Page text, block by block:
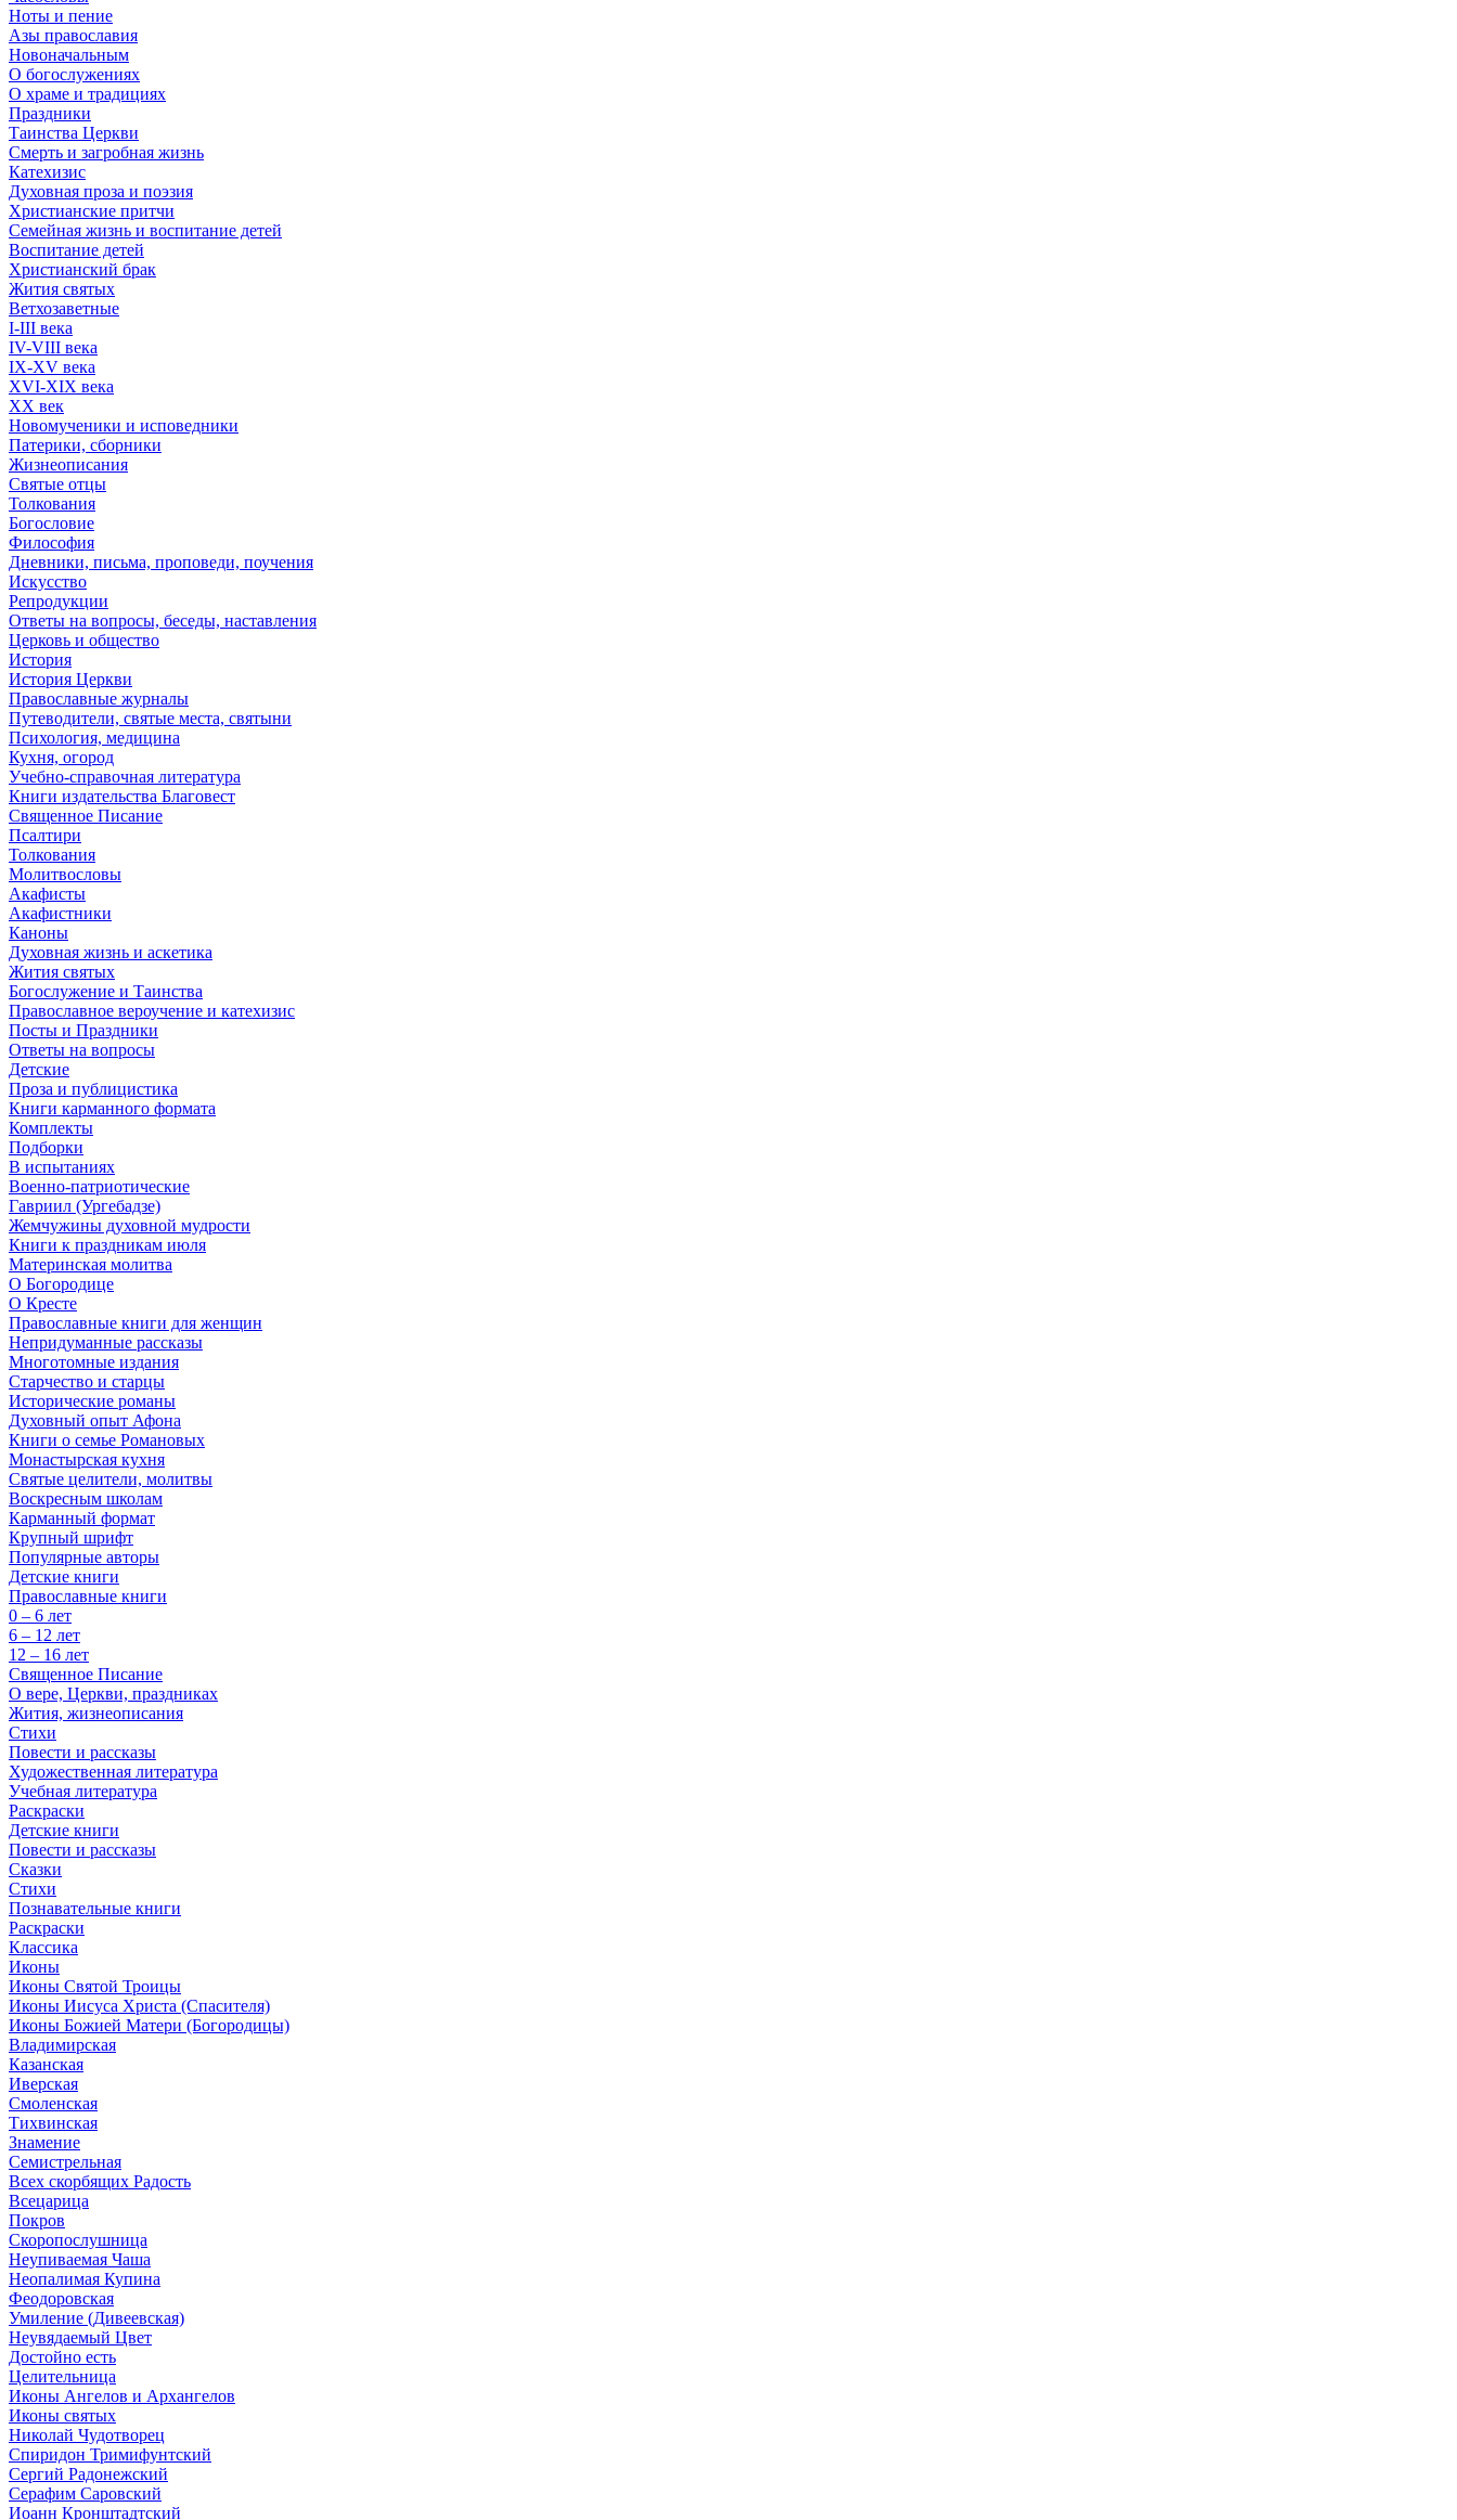
Ноты и пение
Азы православия
Новоначальным
О богослужениях
О храме и традициях
Праздники
Таинства Церкви
Смерть и загробная жизнь
Катехизис
Духовная проза и поэзия
Христианские притчи
Семейная жизнь и воспитание детей
Воспитание детей
Христианский брак
Жития святых
Ветхозаветные
I-III века
IV-VIII века
IX-XV века
XVI-XIX века
XX век
Новомученики и исповедники
Патерики, сборники
Жизнеописания
Святые отцы
Толкования
Богословие
Философия
Дневники, письма, проповеди, поучения
Искусство
Репродукции
Ответы на вопросы, беседы, наставления
Церковь и общество
История
История Церкви
Православные журналы
Путеводители, святые места, святыни
Психология, медицина
Кухня, огород
Учебно-справочная литература
Книги издательства Благовест
Священное Писание
Псалтири
Толкования
Молитвословы
Акафисты
Акафистники
Каноны
Духовная жизнь и аскетика
Жития святых
Богослужение и Таинства
Православное вероучение и катехизис
Посты и Праздники
Ответы на вопросы
Детские
Проза и публицистика
Книги карманного формата
Комплекты
Подборки
В испытаниях
Военно-патриотические
Гавриил (Ургебадзе)
Жемчужины духовной мудрости
Книги к праздникам июля
Материнская молитва
О Богородице
О Кресте
Православные книги для женщин
Непридуманные рассказы
Многотомные издания
Старчество и старцы
Исторические романы
Духовный опыт Афона
Книги о семье Романовых
Монастырская кухня
Святые целители, молитвы
Воскресным школам
Карманный формат
Крупный шрифт
Популярные авторы
Детские книги
Православные книги
0 – 6 лет
6 – 12 лет
12 – 16 лет
Священное Писание
О вере, Церкви, праздниках
Жития, жизнеописания
Стихи
Повести и рассказы
Художественная литература
Учебная литература
Раскраски
Детские книги
Повести и рассказы
Сказки
Стихи
Познавательные книги
Раскраски
Классика
Иконы
Иконы Святой Троицы
Иконы Иисуса Христа (Спасителя)
Иконы Божией Матери (Богородицы)
Владимирская
Казанская
Иверская
Смоленская
Тихвинская
Знамение
Семистрельная
Всех скорбящих Радость
Всецарица
Покров
Скоропослушница
Неупиваемая Чаша
Неопалимая Купина
Феодоровская
Умиление (Дивеевская)
Неувядаемый Цвет
Достойно есть
Целительница
Иконы Ангелов и Архангелов
Иконы святых
Николай Чудотворец
Спиридон Тримифунтский
Сергий Радонежский
Серафим Саровский
Иоанн Кронштадтский